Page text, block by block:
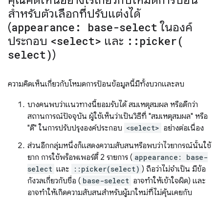
สำหรับตัวเลือกที่ปรับแต่งได้
(appearance: base-select ในองค์
ประกอบ <select> และ :: picker(
select))
ความคิดเห็นเกี่ยวกับโหมดการป้อนข้อมูลนี้มีทั้งบวกและลบ
บางคนพบว่าแนวทางนี้ยอมรับได้ สมเหตุสมผล หรือดีกว่า
สถานการณ์ปัจจุบัน ผู้ใช้เห็นว่าเป็นวิธีที่ "สมเหตุสมผล" หรือ
"ดี" ในการปรับปรุงองค์ประกอบ <select> อย่างต่อเนื่อง
ส่วนอีกกลุ่มหนึ่งก็แสดงความสับสนหรือพบว่าไวยากรณ์นั้นใช้
ยาก การใช้พร็อพเพอร์ตี้ 2 รายการ ( appearance: base-
select และ ::picker(select) ) ถือว่าไม่จำเป็น มีข้อ
กังวลเกี่ยวกับชื่อ ( base-select อาจทำให้เข้าใจผิด) และ
อาจทำให้เกิดความสับสนสำหรับผู้มาใหม่ที่ไม่คุ้นเคยกับ